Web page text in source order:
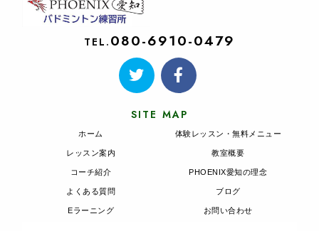
TEL. 080-6910-0479
SITE MAP
ホーム
レッスン案内
コーチ紹介
よくある質問
Eラーニング
体験レッスン・無料メニュー
教室概要
PHOENIX愛知の理念
ブログ
お問い合わせ